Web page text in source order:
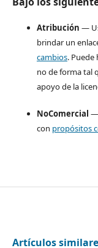
Atribución —
brindar un
cambios. Puede
no de forma tal
apoyo de la
NoComercial —
con propósitos
Artículos